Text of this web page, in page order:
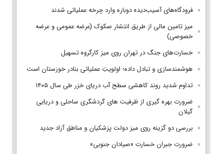
فرودگاه‌های آسیب‌دیده دوباره وارد چرخه عملیاتی شدند
میز تامین مالی از طریق انتشار صکوک (عرضه عمومی و عرضه
خصوصی)
خسارت‌های جنگ در تهران روی میز کارگروه تسهیل
هوشمندسازی و تبادل داده؛ اولویتِ عملیاتی بنادر خوزستان است
تداوم شدید روند کاهشی سطح آب دریای خزر طی سال ۱۴۰۵
ضرورت بهره گیری از ظرفیت های گردشگری ساحلی و دریایی
گیلان
بررسی دو گزینه روی میز دولت پزشکیان و مناطق آزاد جدید
ضرورت جبران خسارت «صیادان جنوبی»